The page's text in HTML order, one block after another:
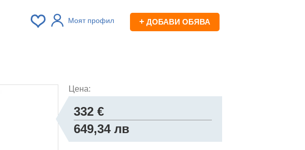
Моят профил + ДОБАВИ ОБЯВА
Цена:
332 €
649,34 лв